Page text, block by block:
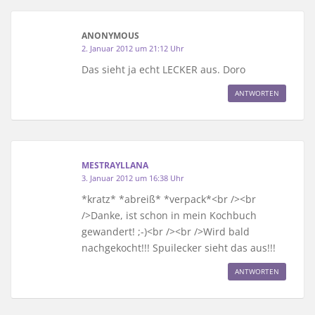
ANONYMOUS
2. Januar 2012 um 21:12 Uhr
Das sieht ja echt LECKER aus. Doro
ANTWORTEN
MESTRAYLLANA
3. Januar 2012 um 16:38 Uhr
*kratz* *abreiß* *verpack*<br /><br
/>Danke, ist schon in mein Kochbuch
gewandert! ;-)<br /><br />Wird bald
nachgekocht!!! Spuilecker sieht das aus!!!
ANTWORTEN